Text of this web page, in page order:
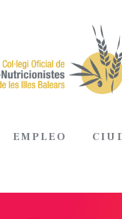
EMPLEO
EMPLEO